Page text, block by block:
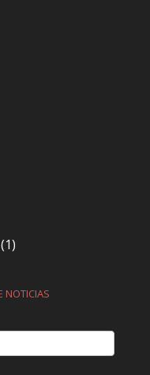
(1)
NOTICIAS